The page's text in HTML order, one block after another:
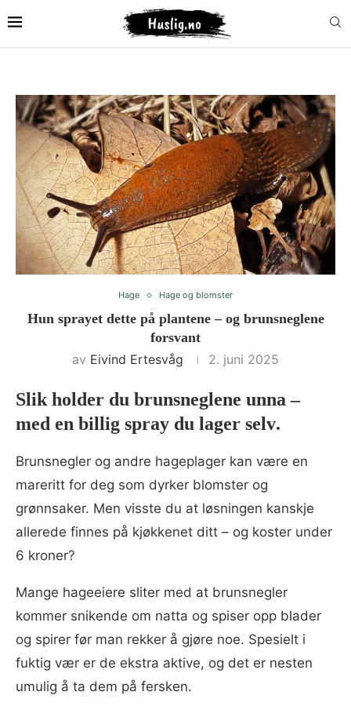
Hage Hage og blomster
Hun sprayet dette på plantene – og brunsneglene
forsvant
av Eivind Ertesvåg 2. juni 2025
Slik holder du brunsneglene unna –
med en billig spray du lager selv.
Brunsnegler og andre hageplager kan være en
mareritt for deg som dyrker blomster og
grønnsaker. Men visste du at løsningen kanskje
allerede finnes på kjøkkenet ditt – og koster under
6 kroner?
Mange hageeiere sliter med at brunsnegler
kommer snikende om natta og spiser opp blader
og spirer før man rekker å gjøre noe. Spesielt i
fuktig vær er de ekstra aktive, og det er nesten
umulig å ta dem på fersken.